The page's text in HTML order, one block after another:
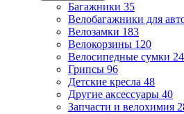
Багажники 35
Велобагажники для
Велозамки 183
Велокорзины 120
Велосипедные сумки
Грипсы 96
Детские кресла 48
Другие аксессуары 40
Запчасти и велохимия